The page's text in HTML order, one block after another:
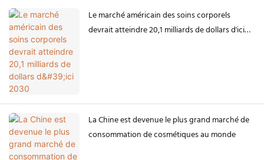
Le marché américain des soins corporels
devrait atteindre 20,1 milliards de dollars d'ici
La Chine est devenue le plus grand marché de
consommation de cosmétiques au monde